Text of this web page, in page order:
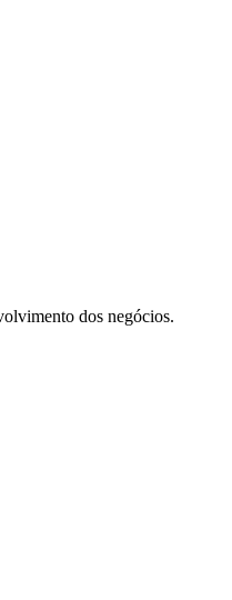
dos negócios.